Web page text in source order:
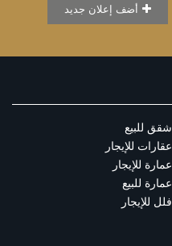
أضف إعلان جديد
شقق للبيع
عقارات للإيجار
عمارة للإيجار
عمارة للبيع
فلل للإيجار